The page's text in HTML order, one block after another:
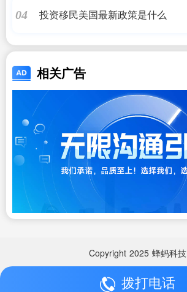
04 投资移民美国最新政策是什么
相关广告
Copyright 2025 蜂蚂科技
拨打电话
Copyright 2025 蜂蚂科技